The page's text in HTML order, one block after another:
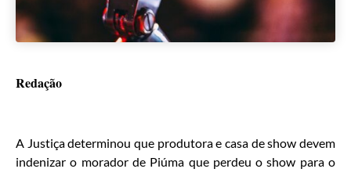
Redação
A Justiça determinou que produtora e casa de show devem
indenizar o morador de Piúma que perdeu o show para o